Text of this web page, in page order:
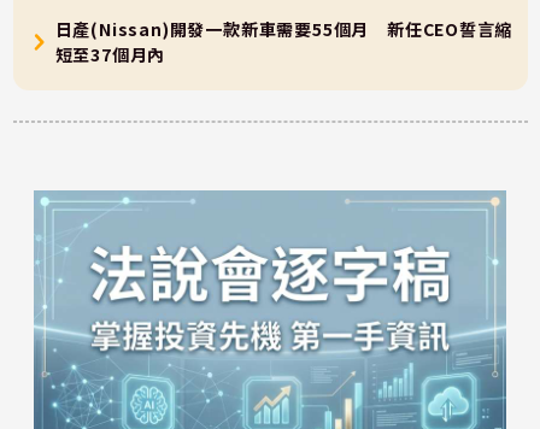
日產(Nissan)開發一款新車需要55個月 新任CEO誓言縮
短至37個月內